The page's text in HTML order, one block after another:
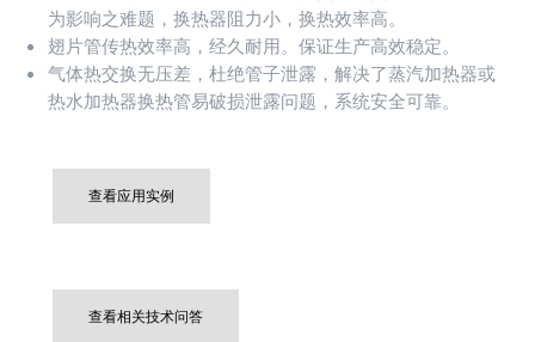
为影响之难题，换热器阻力小，换热效率高。
翅片管传热效率高，经久耐用。保证生产高效稳定。
气体热交换无压差，杜绝管子泄露，解决了蒸汽加热器或
热水加热器换热管易破损泄露问题，系统安全可靠。
查看应用实例
查看相关技术问答